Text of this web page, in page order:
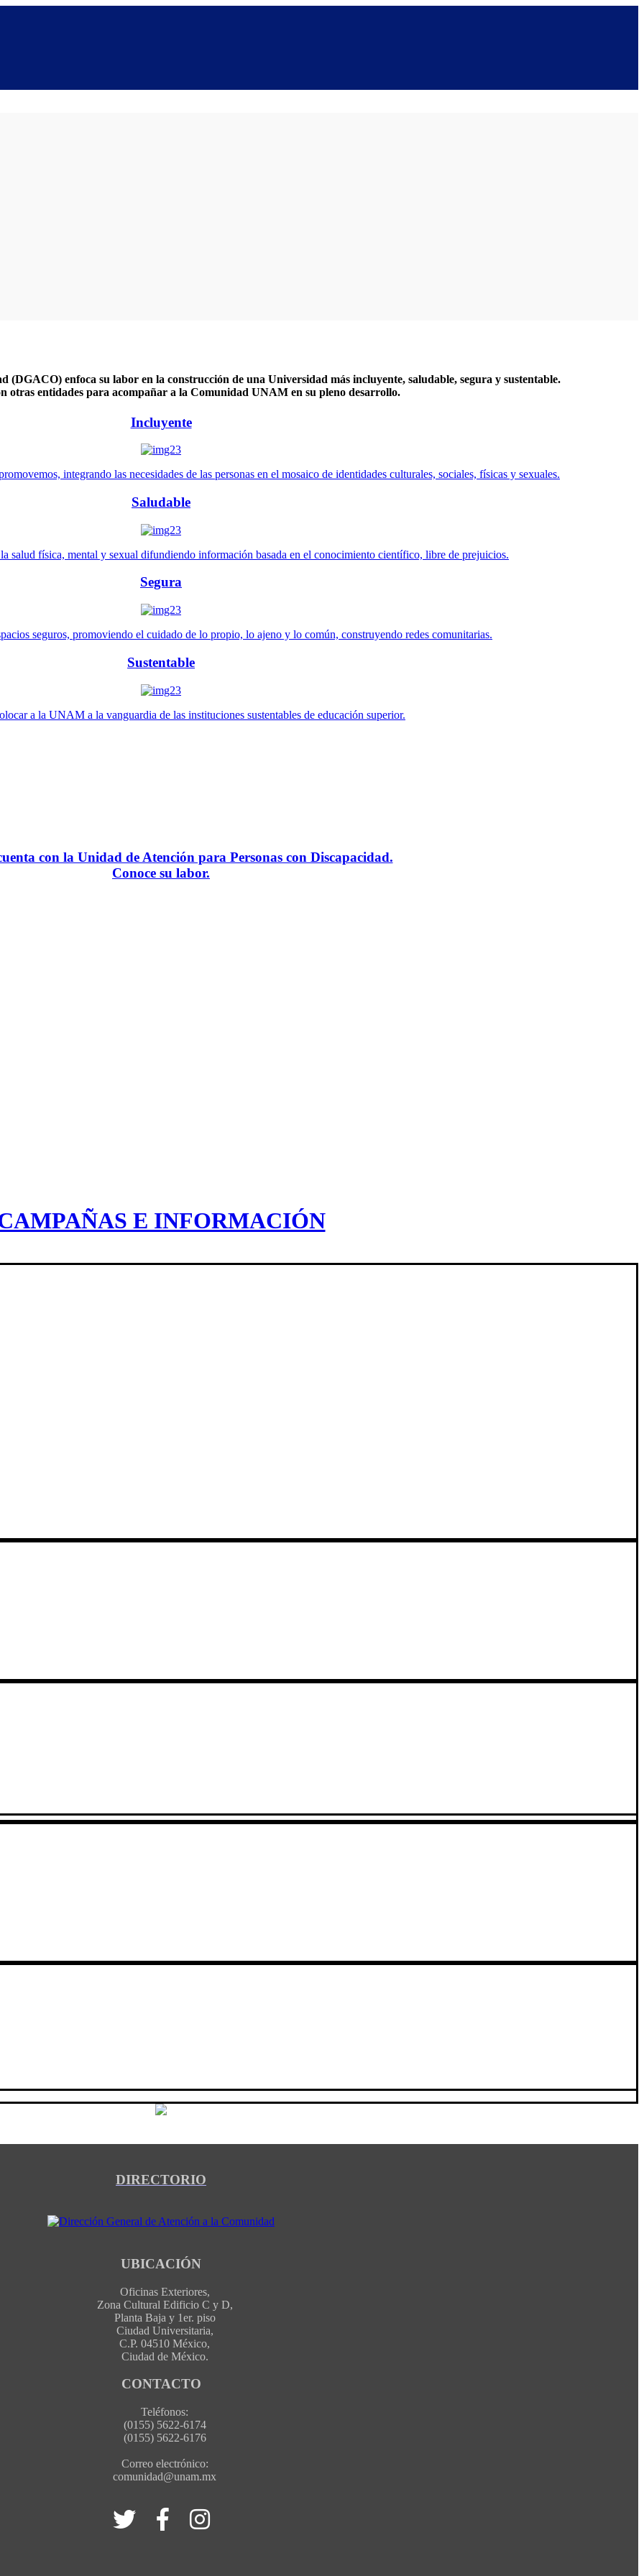
(DGACO) enfoca su labor en la construcción de una Universidad más incluyente, saludable, segura y sustentable.
otras entidades para acompañar a la Comunidad UNAM en su pleno desarrollo.
Incluyente
integrando las necesidades de las personas en el mosaico de identidades culturales, sociales, físicas y sexuales.
Saludable
salud física, mental y sexual difundiendo información basada en el conocimiento científico, libre de prejuicios.
Segura
seguros, promoviendo el cuidado de lo propio, lo ajeno y lo común, construyendo redes comunitarias.
Sustentable
a la UNAM a la vanguardia de las instituciones sustentables de educación superior.
con la Unidad de Atención para Personas con Discapacidad.
Conoce su labor.
E INFORMACIÓN
DIRECTORIO
UBICACIÓN
Oficinas Exteriores,
Zona Cultural Edificio C y D,
Planta Baja y 1er. piso
Ciudad Universitaria,
C.P. 04510 México,
Ciudad de México.
CONTACTO
Teléfonos:
(0155) 5622-6174
(0155) 5622-6176
Correo electrónico:
comunidad@unam.mx